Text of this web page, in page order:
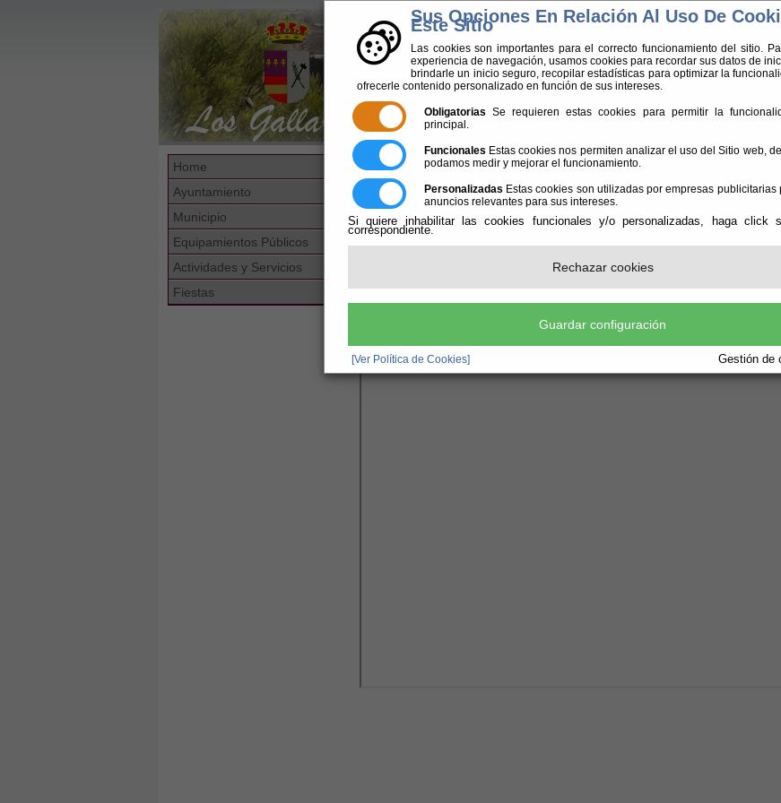
Sus Opciones En Relación Al Uso De
Este Sitio
Las cookies son importantes para el correcto funcionamiento del sitio.
experiencia de navegación, usamos cookies para recordar sus datos de
brindarle un inicio seguro, recopilar estadísticas para optimizar la
ofrecerle contenido personalizado en función de sus intereses.
Obligatorias Se requieren estas cookies para permitir la
principal.
Funcionales Estas cookies nos permiten analizar el uso del Sitio web,
podamos medir y mejorar el funcionamiento.
Personalizadas Estas cookies son utilizadas por empresas publicitarias
anuncios relevantes para sus intereses.
Si quiere inhabilitar las cookies funcionales y/o personalizadas, haga click
correspondiente.
Rechazar cookies
Guardar configuración
[Ver Política de Cookies] Gestión de
inicio |mapa web| aviso legal
Home
Ayuntamiento
Municipio
Equipamientos Públicos
Actividades y Servicios
Fiestas
Está en: »»Consultorio de Los Gallardos
Escuchar
Consultorio de Los Gallardos
Dirección:
C/